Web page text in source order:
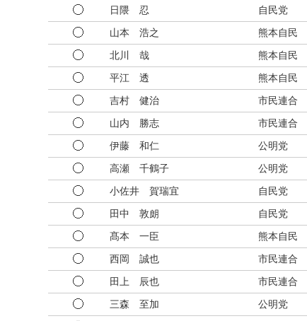
日隈 忍 自民党
山本 浩之 熊本自民
北川 哉 熊本自民
平江 透 熊本自民
吉村 健治 市民連合
山内 勝志 市民連合
伊藤 和仁 公明党
高瀬 千鶴子 公明党
小佐井 賀瑞宜 自民党
田中 敦朗 自民党
髙本 一臣 熊本自民
西岡 誠也 市民連合
田上 辰也 市民連合
三森 至加 公明党